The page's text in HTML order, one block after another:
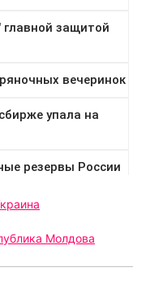
Молдова